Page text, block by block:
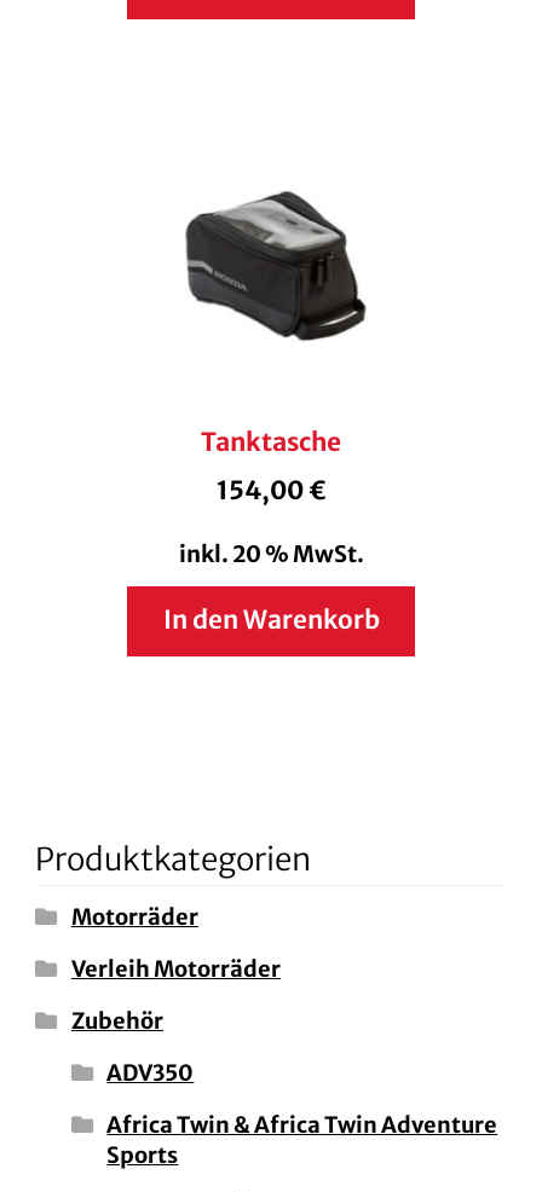
Tanktasche
154,00€
inkl. 20 % MwSt.
In den Warenkorb
Produktkategorien
Motorräder
Verleih Motorräder
Zubehör
ADV350
Africa Twin & Africa Twin Adventure
Sports